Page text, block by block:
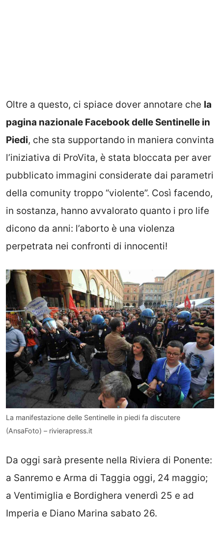
Oltre a questo, ci spiace dover annotare che la
pagina nazionale Facebook delle Sentinelle in
Piedi, che sta supportando in maniera convinta
l’iniziativa di ProVita, è stata bloccata per aver
pubblicato immagini considerate dai parametri
della comunity troppo “violente”. Così facendo,
in sostanza, hanno avvalorato quanto i pro life
dicono da anni: l’aborto è una violenza
perpetrata nei confronti di innocenti!
La manifestazione delle Sentinelle in piedi fa discutere
(AnsaFoto) – rivierapress.it
Da oggi sarà presente nella Riviera di Ponente:
a Sanremo e Arma di Taggia oggi, 24 maggio;
a Ventimiglia e Bordighera venerdì 25 e ad
Imperia e Diano Marina sabato 26.